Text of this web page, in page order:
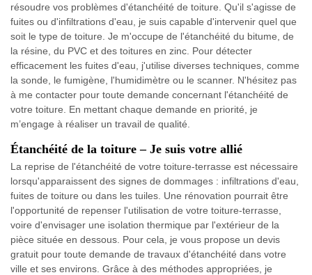
résoudre vos problèmes d'étanchéité de toiture. Qu'il s'agisse de
fuites ou d'infiltrations d'eau, je suis capable d'intervenir quel que
soit le type de toiture. Je m'occupe de l'étanchéité du bitume, de
la résine, du PVC et des toitures en zinc. Pour détecter
efficacement les fuites d'eau, j'utilise diverses techniques, comme
la sonde, le fumigène, l'humidimètre ou le scanner. N'hésitez pas
à me contacter pour toute demande concernant l'étanchéité de
votre toiture. En mettant chaque demande en priorité, je
m’engage à réaliser un travail de qualité.
Étanchéité de la toiture – Je suis votre allié
La reprise de l'étanchéité de votre toiture-terrasse est nécessaire
lorsqu'apparaissent des signes de dommages : infiltrations d'eau,
fuites de toiture ou dans les tuiles. Une rénovation pourrait être
l'opportunité de repenser l'utilisation de votre toiture-terrasse,
voire d'envisager une isolation thermique par l'extérieur de la
pièce située en dessous. Pour cela, je vous propose un devis
gratuit pour toute demande de travaux d'étanchéité dans votre
ville et ses environs. Grâce à des méthodes appropriées, je